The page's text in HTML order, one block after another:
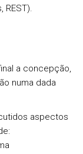
REST).
a concepção,
numa dada
aspectos